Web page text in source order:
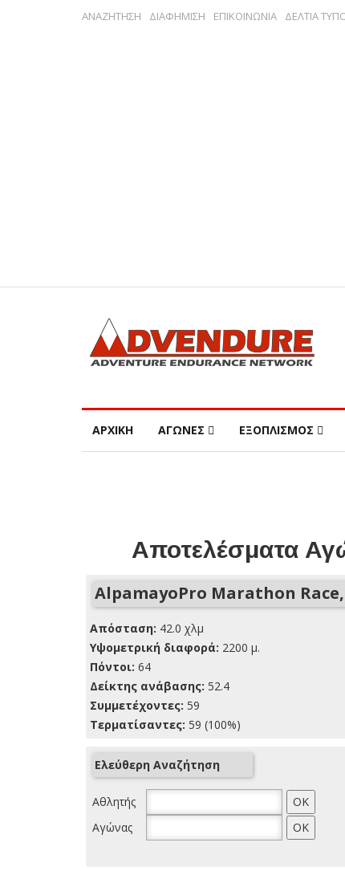
ΑΝΑΖΗΤΗΣΗ ΔΙΑΦΗΜΙΣΗ ΕΠΙΚΟΙΝΩΝΙΑ ΔΕΛΤΙΑ
ΑΡΧΙΚΗ ΑΓΩΝΕΣ ΕΞΟΠΛΙΣΜΟΣ
Αποτελέσματα
AlpamayoPro Marathon Race,
Απόσταση: 42.0 χλμ
Yψομετρική διαφορά: 2200 μ.
Πόντοι: 64
Δείκτης ανάβασης: 52.4
Συμμετέχοντες: 59
Τερματίσαντες: 59 (100%)
Ελεύθερη Αναζήτηση
Αθλητής
Αγώνας